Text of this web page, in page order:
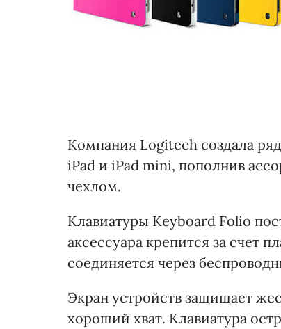
Компания Logitech создала
iPad и iPad mini, пополнив
чехлом.
Клавиатуры Keyboard Folio
аксессуара крепится за счет
соединяется через
Экран устройств защищает
хороший хват. Клавиатура